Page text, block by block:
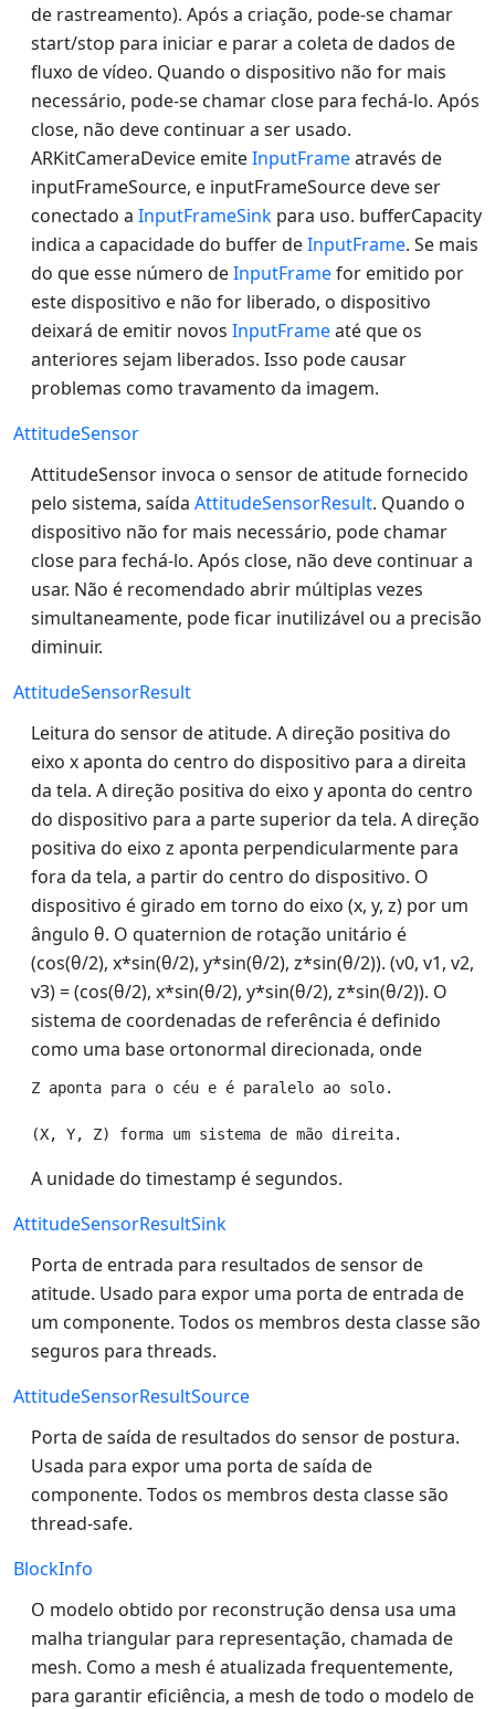
de rastreamento). Após a criação, pode-se chamar
start/stop para iniciar e parar a coleta de dados de
fluxo de vídeo. Quando o dispositivo não for mais
necessário, pode-se chamar close para fechá-lo. Após
close, não deve continuar a ser usado.
ARKitCameraDevice emiteInputFrameatravés de
inputFrameSource, e inputFrameSource deve ser
conectado a InputFrameSink para uso. bufferCapacity
indica a capacidade do buffer deInputFrame. Se mais
do que esse número deInputFramefor emitido por
este dispositivo e não for liberado, o dispositivo
deixará de emitir novos InputFrameaté que os
anteriores sejam liberados. Isso pode causar
problemas como travamento da imagem.
AttitudeSensor
AttitudeSensor invoca o sensor de atitude fornecido
pelo sistema, saída AttitudeSensorResult. Quando o
dispositivo não for mais necessário, pode chamar
close para fechá-lo. Após close, não deve continuar a
usar. Não é recomendado abrir múltiplas vezes
simultaneamente, pode ficar inutilizável ou a precisão
diminuir.
AttitudeSensorResult
Leitura do sensor de atitude. A direção positiva do
eixo x aponta do centro do dispositivo para a direita
da tela. A direção positiva do eixo y aponta do centro
do dispositivo para a parte superior da tela. A direção
positiva do eixo z aponta perpendicularmente para
fora da tela, a partir do centro do dispositivo. O
dispositivo é girado em torno do eixo (x, y, z) por um
ângulo θ. O quaternion de rotação unitário é
(cos(θ/2), x*sin(θ/2), y*sin(θ/2), z*sin(θ/2)). (v0, v1, v2,
v3) = (cos(θ/2), x*sin(θ/2), y*sin(θ/2), z*sin(θ/2)). O
sistema de coordenadas de referência é definido
como uma base ortonormal direcionada, onde
Z aponta para o céu e é paralelo ao solo.
A unidade do timestamp é segundos.
AttitudeSensorResultSink
Porta de entrada para resultados de sensor de
atitude. Usado para expor uma porta de entrada de
um componente. Todos os membros desta classe são
seguros para threads.
AttitudeSensorResultSource
Porta de saída de resultados do sensor de postura.
Usada para expor uma porta de saída de
componente. Todos os membros desta classe são
thread-safe.
BlockInfo
O modelo obtido por reconstrução densa usa uma
malha triangular para representação, chamada de
mesh. Como a mesh é atualizada frequentemente,
para garantir eficiência, a mesh de todo o modelo de